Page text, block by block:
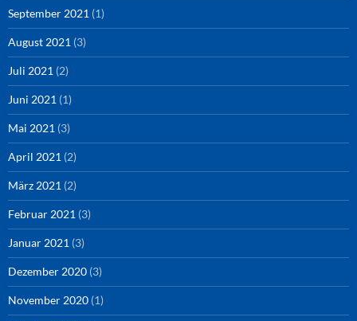
September 2021 (1)
August 2021 (3)
Juli 2021 (2)
Juni 2021 (1)
Mai 2021 (3)
April 2021 (2)
März 2021 (2)
Februar 2021 (3)
Januar 2021 (3)
Dezember 2020 (3)
November 2020 (1)